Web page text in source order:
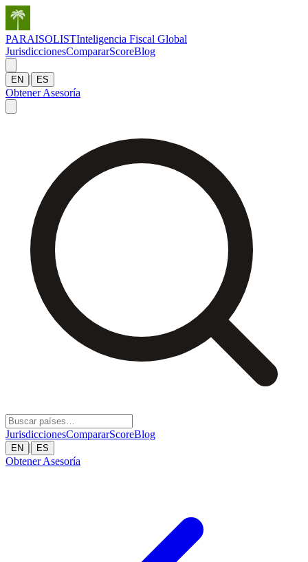
PARAISOLISTInteligencia Fiscal Global
JurisdiccionesCompararScoreBlog
EN | ES
Obtener Asesoría
JurisdiccionesCompararScoreBlog
EN | ES
Obtener Asesoría